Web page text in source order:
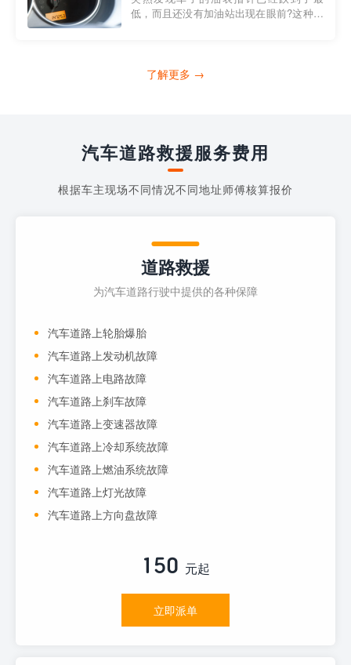
低，而且还没有加油站出现在眼前?这种情
打4006363122请求送油人员来帮助你。
了解更多 →
汽车道路救援服务费用
根据车主现场不同情况不同地址师傅核算报价
道路救援
为汽车道路行驶中提供的各种保障
汽车道路上轮胎爆胎
汽车道路上发动机故障
汽车道路上电路故障
汽车道路上刹车故障
汽车道路上变速器故障
汽车道路上冷却系统故障
汽车道路上燃油系统故障
汽车道路上灯光故障
汽车道路上方向盘故障
150 元起
立即派单